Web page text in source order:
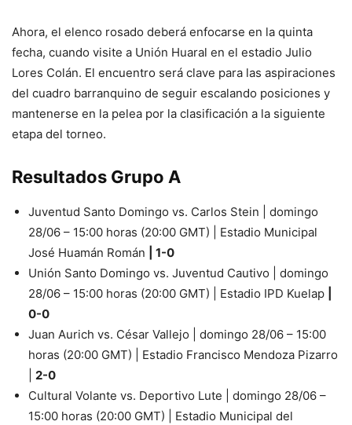
Ahora, el elenco rosado deberá enfocarse en la quinta
fecha, cuando visite a Unión Huaral en el estadio Julio
Lores Colán. El encuentro será clave para las aspiraciones
del cuadro barranquino de seguir escalando posiciones y
mantenerse en la pelea por la clasificación a la siguiente
etapa del torneo.
Resultados Grupo A
Juventud Santo Domingo vs. Carlos Stein | domingo
28/06 – 15:00 horas (20:00 GMT) | Estadio Municipal
José Huamán Román
| 1-0
Unión Santo Domingo vs. Juventud Cautivo | domingo
28/06 – 15:00 horas (20:00 GMT) | Estadio IPD Kuelap
0-0
Juan Aurich vs. César Vallejo | domingo 28/06 – 15:00
horas (20:00 GMT) | Estadio Francisco Mendoza Pizarro
2-0
Cultural Volante vs. Deportivo Lute | domingo 28/06 –
15:00 horas (20:00 GMT) | Estadio Municipal del